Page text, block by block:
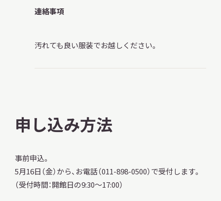
連絡事項
汚れても良い服装でお越しください。
申し込み方法
事前申込。
5月16日（金）から、お電話（011-898-0500）で受付します。
（受付時間：開館日の9:30～17:00）